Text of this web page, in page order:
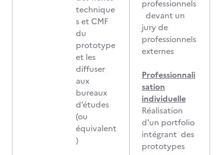
technique
s et CMF
du
prototype
et les
diffuser
aux
bureaux
d’études
(ou
équivalent
)
professionnels
devant un
jury de
professionnels
externes
Professionnali
sation
individuelle
Réalisation
d'un portfolio
intégrant des
prototypes